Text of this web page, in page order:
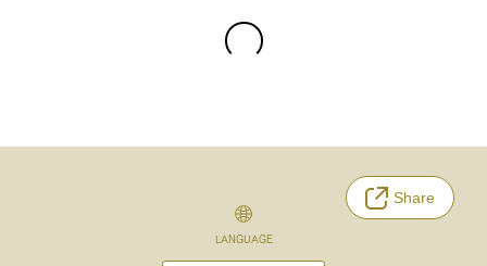
Share
LANGUAGE